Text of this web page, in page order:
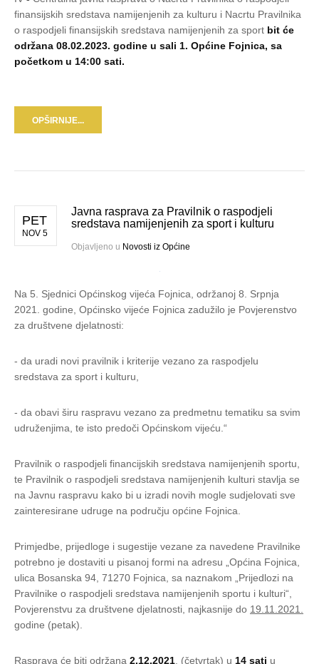
finansijskih sredstava namijenjenih za kulturu i Nacrtu Pravilnika
o raspodjeli finansijskih sredstava namijenjenih za sport bit će
održana 08.02.2023. godine u sali 1. Općine Fojnica, sa
početkom u 14:00 sati.
OPŠIRNIJE...
PET
NOV 5
Javna rasprava za Pravilnik o raspodjeli
sredstava namijenjenih za sport i kulturu
Objavljeno u Novosti iz Općine
Na 5. Sjednici Općinskog vijeća Fojnica, održanoj 8. Srpnja
2021. godine, Općinsko vijeće Fojnica zadužilo je Povjerenstvo
za društvene djelatnosti:
- da uradi novi pravilnik i kriterije vezano za raspodjelu
sredstava za sport i kulturu,
- da obavi širu raspravu vezano za predmetnu tematiku sa svim
udruženjima, te isto predoči Općinskom vijeću.“
Pravilnik o raspodjeli financijskih sredstava namijenjenih sportu,
te Pravilnik o raspodjeli sredstava namijenjenih kulturi stavlja se
na Javnu raspravu kako bi u izradi novih mogle sudjelovati sve
zainteresirane udruge na području općine Fojnica.
Primjedbe, prijedloge i sugestije vezane za navedene Pravilnike
potrebno je dostaviti u pisanoj formi na adresu „Općina Fojnica,
ulica Bosanska 94, 71270 Fojnica, sa naznakom „Prijedlozi na
Pravilnike o raspodjeli sredstava namijenjenih sportu i kulturi“,
Povjerenstvu za društvene djelatnosti, najkasnije do 19.11.2021.
godine (petak).
Rasprava će biti održana 2.12.2021 . (četvrtak) u 14 sati u